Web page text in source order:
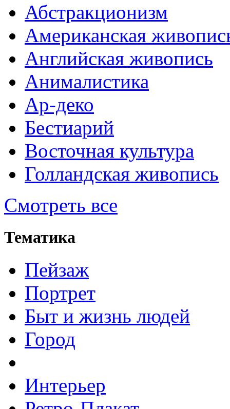
Абстракционизм
Американская
Английская живопись
Анималистика
Ар-деко
Бестиарий
Восточная культура
Голландская живопись
Смотреть все
Тематика
Пейзаж
Портрет
Быт и жизнь людей
Город
Интерьер